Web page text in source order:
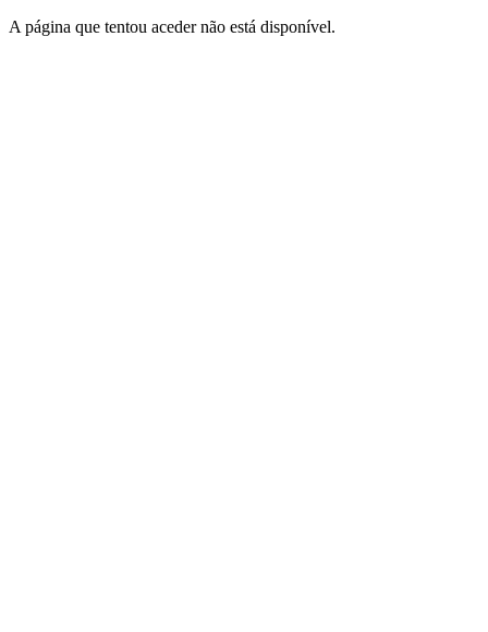
A página que tentou aceder não está disponível.